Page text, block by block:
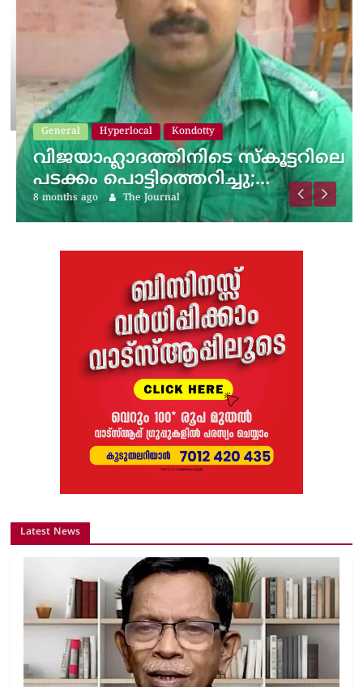
General Hyperlocal Kondotty
വിജയാഹ്ലാദത്തിനിടെ സ്കൂട്ടറിലെ
പടക്കം പൊട്ടിത്തെറിച്ചു;…
8 months ago The Journal
Latest News